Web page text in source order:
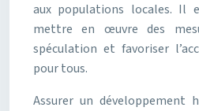
aux populations locales. Il
mettre en œuvre des
spéculation et favoriser
pour tous.
Assurer un développement